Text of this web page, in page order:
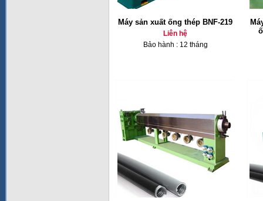
Máy sản xuất ống thép BNF-219
Liên hệ
Bảo hành : 12 tháng